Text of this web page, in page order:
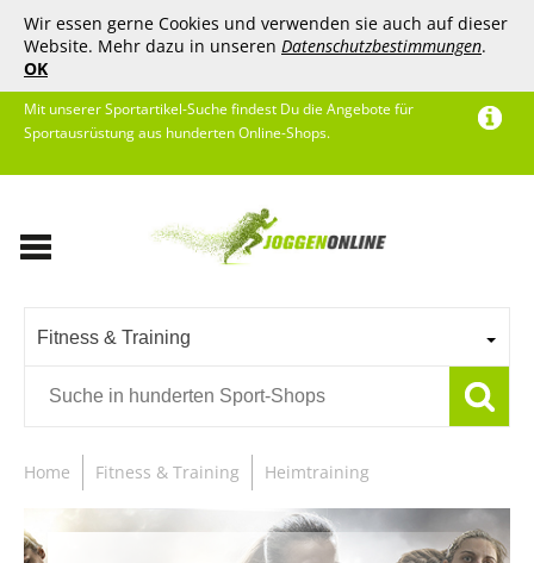
Wir essen gerne Cookies und verwenden sie auch auf dieser
Website. Mehr dazu in unseren Datenschutzbestimmungen.
OK
Mit unserer Sportartikel-Suche findest Du die Angebote für
Sportausrüstung aus hunderten Online-Shops.
Fitness & Training
Home Fitness & Training Heimtraining